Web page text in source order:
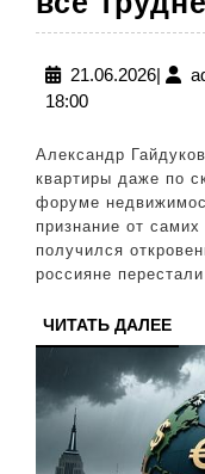
21.06.2026|
18:00
Александр
квартиры даже по
форуме
признание от
получился
россияне перестали
ЧИТАТЬ ДАЛЕЕ